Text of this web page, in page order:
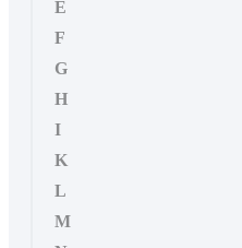
E
F
G
H
I
K
L
M